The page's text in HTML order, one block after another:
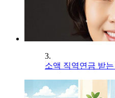
3.
소액 직역연금 받